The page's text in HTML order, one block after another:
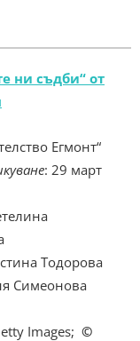
ни съдби“ от
Егмонт“
: 29 март
Тодорова
Симеонова
Images; ©